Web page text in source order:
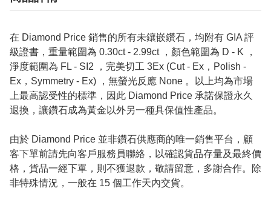
在 Diamond Price 銷售的所有未鑲嵌鑽石，均附有 GIA 評
級證書，重量範圍為 0.30ct - 2.99ct ，顏色範圍為 D - K ，
淨度範圍為 FL - SI2 ，完美切工 3Ex (Cut - Ex，Polish -
Ex，Symmetry - Ex) ，無螢光反應 None 。以上均為市場
上最高認受性的標準，因此 Diamond Price 承諾保證永久
退換，讓鑽石成為黃金以外另一種具保值性產品。
由於 Diamond Price 並非鑽石供應商的唯一銷售平台，顧
客下單前請先向客戶服務員聯絡，以確認貨品存量及最終價
格，貨品一經下單，則不獲退款，敬請留意，多謝合作。除
非特殊情況，一般在 15 個工作天內交貨。